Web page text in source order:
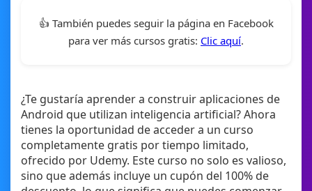
👍 También puedes seguir la página en Facebook
para ver más cursos gratis: Clic aquí.
¿Te gustaría aprender a construir aplicaciones de
Android que utilizan inteligencia artificial? Ahora
tienes la oportunidad de acceder a un curso
completamente gratis por tiempo limitado,
ofrecido por Udemy. Este curso no solo es valioso,
sino que además incluye un cupón del 100% de